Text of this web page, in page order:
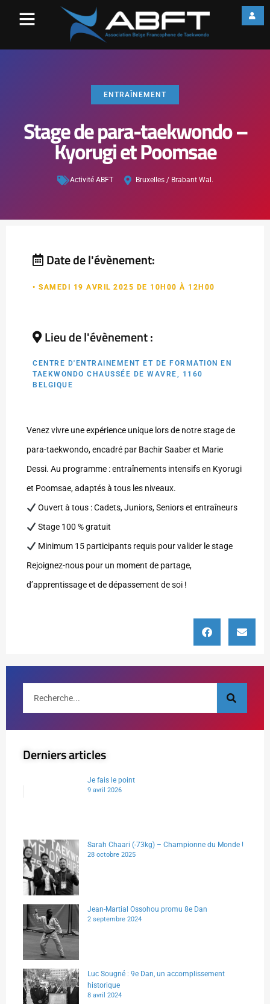
ENTRAÎNEMENT
Stage de para-taekwondo –
Kyorugi et Poomsae
Activité ABFT Bruxelles / Brabant Wal.
Date de l'évènement:
• SAMEDI 19 AVRIL 2025 DE 10H00 À 12H00
Lieu de l'évènement :
CENTRE D'ENTRAINEMENT ET DE FORMATION EN
TAEKWONDO CHAUSSÉE DE WAVRE, 1160
BELGIQUE
Venez vivre une expérience unique lors de notre stage de
para-taekwondo, encadré par Bachir Saaber et Marie
Dessi. Au programme : entraînements intensifs en Kyorugi
et Poomsae, adaptés à tous les niveaux.
Ouvert à tous : Cadets, Juniors, Seniors et entraîneurs
Stage 100 % gratuit
Minimum 15 participants requis pour valider le stage
Rejoignez-nous pour un moment de partage,
d’apprentissage et de dépassement de soi !
Derniers articles
Je fais le point
9 avril 2026
Sarah Chaari (-73kg) – Championne du Monde !
28 octobre 2025
Jean-Martial Ossohou promu 8e Dan
2 septembre 2024
Luc Sougné : 9e Dan, un accomplissement
historique
8 avril 2024